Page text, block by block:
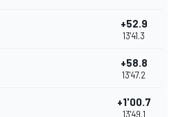
+52.9
13'41.3
+58.8
13'47.2
+1'00.7
13'49.1